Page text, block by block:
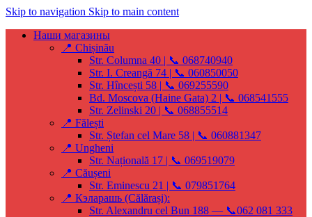
Skip to navigation Skip to main content
Наши магазины
📍 Chișinău
Str. Columna 40 | 📞 068740940
Str. I. Creangă 74 | 📞 060850050
Str. Hîncești 58 | 📞 069255590
Bd. Moscova (Haine Gata) 2 | 📞 068541555
Str. Zelinski 20 | 📞 068855514
📍 Fălești
Str. Ștefan cel Mare 58 | 📞 060881347
📍 Ungheni
Str. Națională 17 | 📞 069519079
📍 Căușeni
Str. Eminescu 21 | 📞 079851764
📍 Кэларашь (Călărași):
Str. Alexandru cel Bun 188 — 📞062 081 333